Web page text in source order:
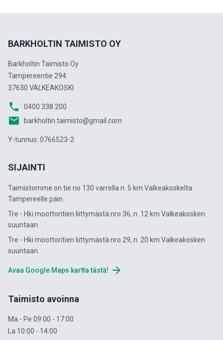
BARKHOLTIN TAIMISTO OY
Barkholtin Taimisto Oy
Tampereentie 294
37630 VALKEAKOSKI
phone 0400 338 200
email barkholtin.taimisto@gmail.com
Y-tunnus: 0766523-2
SIJAINTI
Taimistomme on tie no 130 varrella n. 5 km Valkeakoskelta
Tampereelle päin.
Tre - Hki moottoritien liittymästä nro 36, n. 12 km Valkeakosken
suuntaan.
Tre - Hki moottoritien liittymästä nro 29, n. 20 km Valkeakosken
suuntaan.
Avaa Google Maps kartta tästä! arrow_forward
Taimisto avoinna
Ma - Pe 09:00 - 17:00
La 10:00 - 14:00